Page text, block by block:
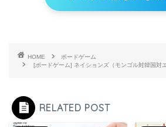
HOME
ボードゲーム
[ボードゲーム] ネイションズ（モンゴル対韓国対
RELATED POST